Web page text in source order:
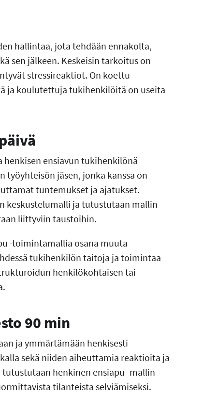
hallintaa, jota tehdään ennakolta,
sen jälkeen. Keskeisin tarkoitus on
stressireaktiot. On koettu
ja koulutettuja tukihenkilöitä on useita
ensiavun tukihenkilönä
jäsen, jonka kanssa on
tuntemukset ja ajatukset.
keskustelumalli ja tutustutaan mallin
liittyviin taustoihin.
-toimintamallia osana muuta
tukihenkilön taitoja ja toimintaa
henkilökohtaisen tai
90 min
ja ymmärtämään henkisesti
sekä niiden aiheuttamia reaktioita ja
henkinen ensiapu -mallin
tilanteista selviämiseksi.